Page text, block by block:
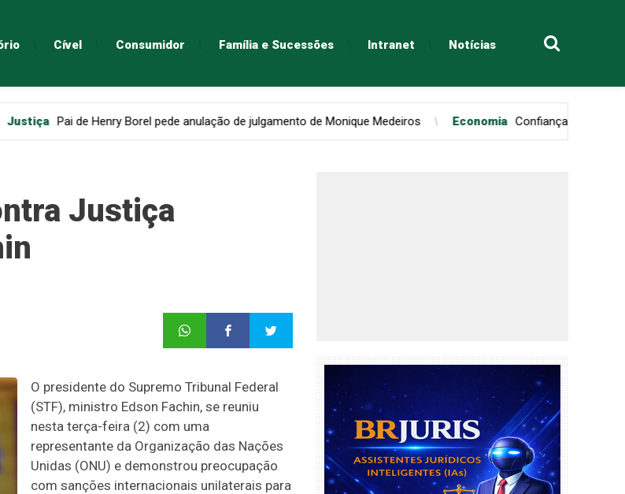
Cível Consumidor Família e Sucessões Intranet Notícias
de Henry Borel pede anulação de julgamento de Monique Medeiros Economia Confiança do consumidor
Justiça
O presidente do Supremo Tribunal Federal
(STF), ministro Edson Fachin, se reuniu
nesta terça-feira (2) com uma
representante da Organização das Nações
Unidas (ONU) e demonstrou preocupação
com sanções internacionais unilaterais para